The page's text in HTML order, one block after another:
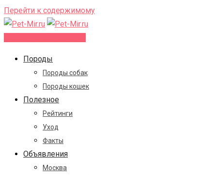
Перейти к содержимому
Породы
Породы собак
Породы кошек
Полезное
Рейтинги
Уход
Факты
Объявления
Москва